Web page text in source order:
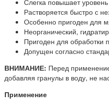
Растворяется быстро с
Особенно пригоден для
Неорганический,
Пригоден для обработки
Допущен согласно
ВНИМАНИЕ: Перед
добавляя гранулы в воду, не
Применение